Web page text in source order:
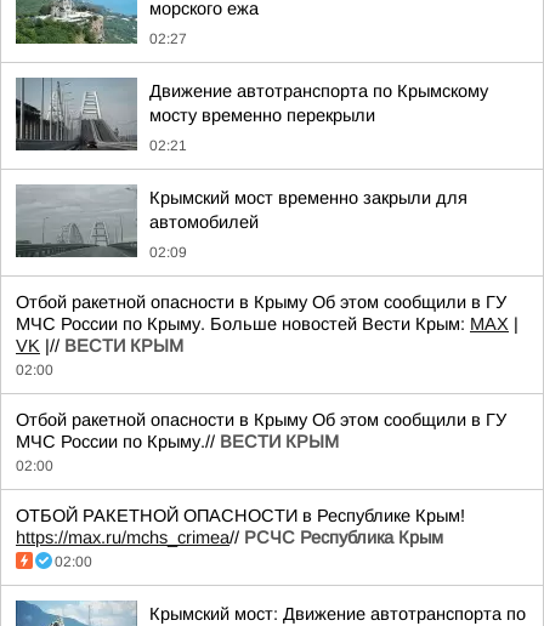
морского ежа
02:27
Движение автотранспорта по Крымскому
мосту временно перекрыли
02:21
Крымский мост временно закрыли для
автомобилей
02:09
Отбой ракетной опасности в Крыму Об этом сообщили в ГУ
МЧС России по Крыму. Больше новостей Вести Крым: MAX |
VK |// ВЕСТИ КРЫМ
02:00
Отбой ракетной опасности в Крыму Об этом сообщили в ГУ
МЧС России по Крыму.// ВЕСТИ КРЫМ
02:00
ОТБОЙ РАКЕТНОЙ ОПАСНОСТИ в Республике Крым!
https://max.ru/mchs_crimea// РСЧС Республика Крым
02:00
Крымский мост: Движение автотранспорта по